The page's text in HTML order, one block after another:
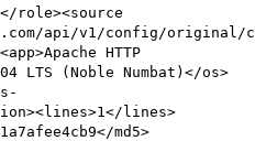
role><source
api/v1/config/original/
HTTP
LTS (Noble Numbat)</os>
lines>
md5>